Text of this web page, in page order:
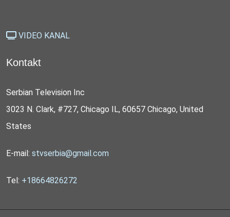
VIDEO KANAL
Kontakt
Serbian Television Inc
3023 N. Clark, #727, Chicago IL, 60657 Chicago, United
States
E-mail: stvserbia@gmail.com
Tel: +18664826272